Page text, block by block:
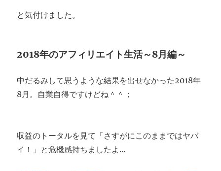
と気付けました。
2018年のアフィリエイト生活～8月編～
中だるみして思うような結果を出せなかった2018年
8月。自業自得ですけどね＾＾；
収益のトータルを見て「さすがにこのままではヤバ
イ！」と危機感持ちましたよ…